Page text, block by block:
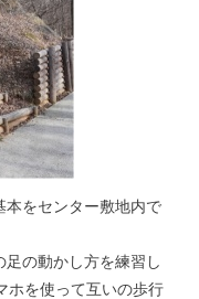
本をセンター敷地内で
の動かし方を練習し
ホを使って互いの歩行